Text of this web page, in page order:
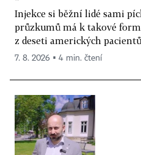
Injekce si běžní lidé sami
průzkumů má k takové
z deseti amerických
7. 8. 2026 ▪ 4 min. čtení